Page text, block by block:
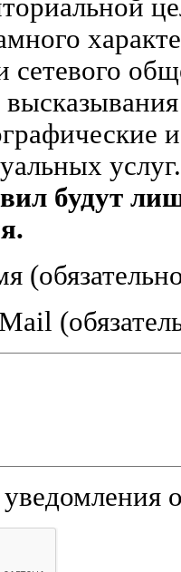
сетевого
услуг.
будут